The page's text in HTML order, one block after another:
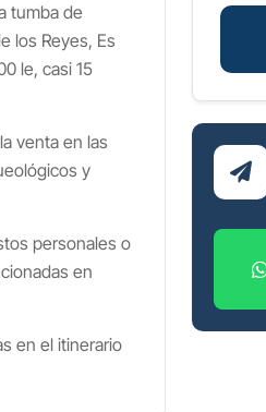
tumba de
los Reyes, Es
le, casi 15
venta en las
y
personales o
en
en el itinerario